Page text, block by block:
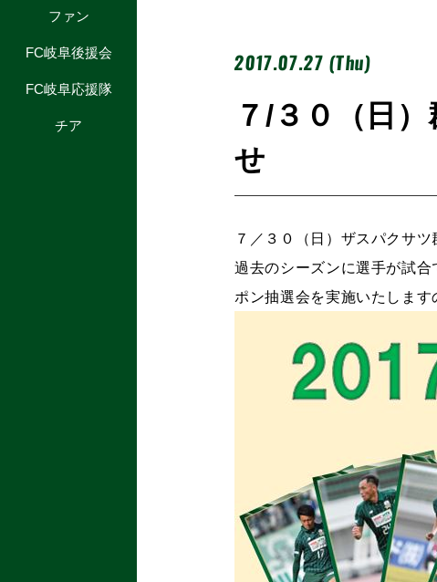
ファン
FC岐阜後援会
FC岐阜応援隊
チア
2017.07.27 (Thu)
７/３０（日
せ
７／３０（日）ザスパクサ
過去のシーズンに選手が試
ポン抽選会を実施いたしま